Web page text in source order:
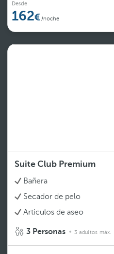
Desde
162 /noche
Suite Club Premium
Bañera
Secador de pelo
Artículos de aseo
3 Personas 3 adultos máx.